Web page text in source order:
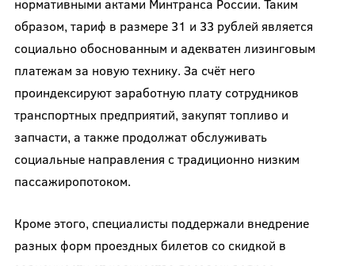
нормативными актами Минтранса России. Таким
образом, тариф в размере 31 и 33 рублей является
социально обоснованным и адекватен лизинговым
платежам за новую технику. За счёт него
проиндексируют заработную плату сотрудников
транспортных предприятий, закупят топливо и
запчасти, а также продолжат обслуживать
социальные направления с традиционно низким
пассажиропотоком.
Кроме этого, специалисты поддержали внедрение
разных форм проездных билетов со скидкой в